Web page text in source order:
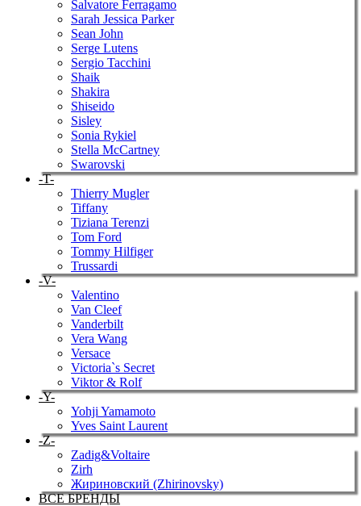
Salvatore Ferragamo
Sarah Jessica Parker
Sean John
Serge Lutens
Sergio Tacchini
Shaik
Shakira
Shiseido
Sisley
Sonia Rykiel
Stella McCartney
Swarovski
-T-
Thierry Mugler
Tiffany
Tiziana Terenzi
Tom Ford
Tommy Hilfiger
Trussardi
-V-
Valentino
Van Cleef
Vanderbilt
Vera Wang
Versace
Victoria`s Secret
Viktor & Rolf
-Y-
Yohji Yamamoto
Yves Saint Laurent
-Z-
Zadig&Voltaire
Zirh
Жириновский (Zhirinovsky)
ВСЕ БРЕНДЫ